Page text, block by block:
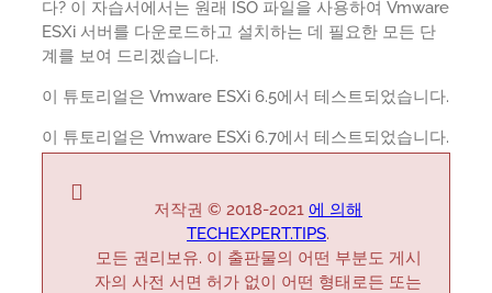
다? 이 자습서에서는 원래 ISO 파일을 사용하여 Vmware
ESXi 서버를 다운로드하고 설치하는 데 필요한 모든 단
계를 보여 드리겠습니다.
이 튜토리얼은 Vmware ESXi 6.5에서 테스트되었습니다.
이 튜토리얼은 Vmware ESXi 6.7에서 테스트되었습니다.
저작권 © 2018-2021 에 의해
TECHEXPERT.TIPS.
모든 권리보유. 이 출판물의 어떤 부분도 게시
자의 사전 서면 허가 없이 어떤 형태로든 또는